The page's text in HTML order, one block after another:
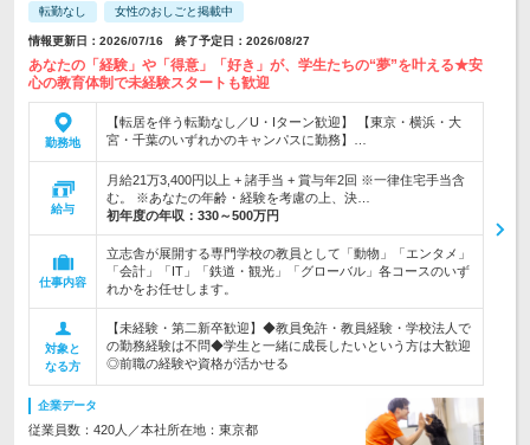
転勤なし 女性のおしごと掲載中
情報更新日：2026/07/16 終了予定日：2026/08/27
あなたの「経験」や「得意」「好き」が、学生たちの“夢”を叶える★安
心の教育体制で未経験スタートも歓迎
勤務地
【転居を伴う転勤なし／U・Iターン歓迎】 【東京・横浜・大
宮・千葉のいずれかのキャンパスに勤務】…
給与
月給21万3,400円以上 + 諸手当 + 賞与年2回 ※一律住宅手当含
む。 ※あなたの年齢・経験を考慮の上、決…
初年度の年収： 330～500万円
仕事内容
立志舎が展開する専門学校の教員として「動物」「エンタメ」
「会計」「IT」「鉄道・観光」「グローバル」各コースのいず
れかをお任せします。
対象と
なる方
【未経験・第二新卒歓迎】◆教員免許・教員経験・学校法人で
の勤務経験は不問◆学生と一緒に成長したいという方は大歓迎
◎前職の経験や資格が活かせる
企業データ
従業員数：420人／本社所在地：東京都